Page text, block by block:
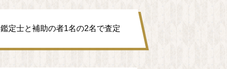
鑑定士と補助の者1名の2名で査定